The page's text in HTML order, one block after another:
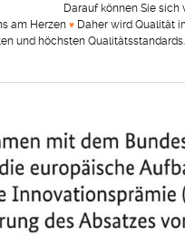
Darauf können Sie sich
am Herzen ♥︎Daher wird Qualität
und höchsten